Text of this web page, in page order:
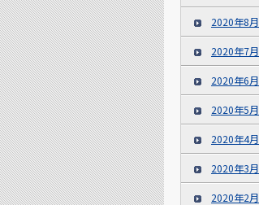
2020年8月
2020年7月
2020年6月
2020年5月
2020年4月
2020年3月
2020年2月